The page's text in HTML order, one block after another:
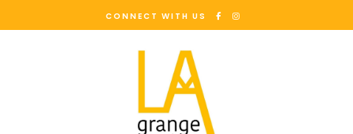
CONNECT WITH US